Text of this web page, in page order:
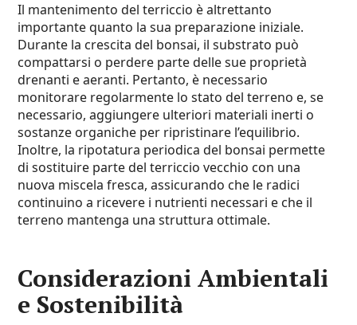
Il mantenimento del terriccio è altrettanto
importante quanto la sua preparazione iniziale.
Durante la crescita del bonsai, il substrato può
compattarsi o perdere parte delle sue proprietà
drenanti e aeranti. Pertanto, è necessario
monitorare regolarmente lo stato del terreno e, se
necessario, aggiungere ulteriori materiali inerti o
sostanze organiche per ripristinare l’equilibrio.
Inoltre, la ripotatura periodica del bonsai permette
di sostituire parte del terriccio vecchio con una
nuova miscela fresca, assicurando che le radici
continuino a ricevere i nutrienti necessari e che il
terreno mantenga una struttura ottimale.
Considerazioni Ambientali
e Sostenibilità